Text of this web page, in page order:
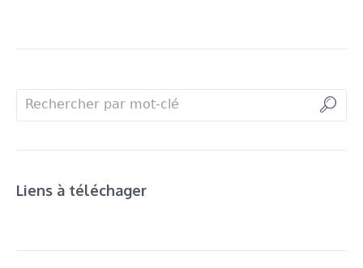
Liens à téléchager